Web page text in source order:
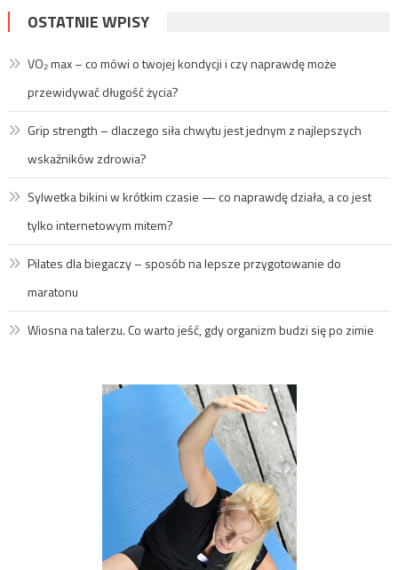
OSTATNIE WPISY
VO₂ max – co mówi o twojej kondycji i czy naprawdę może
przewidywać długość życia?
Grip strength – dlaczego siła chwytu jest jednym z najlepszych
wskaźników zdrowia?
Sylwetka bikini w krótkim czasie — co naprawdę działa, a co jest
tylko internetowym mitem?
Pilates dla biegaczy – sposób na lepsze przygotowanie do
maratonu
Wiosna na talerzu. Co warto jeść, gdy organizm budzi się po zimie